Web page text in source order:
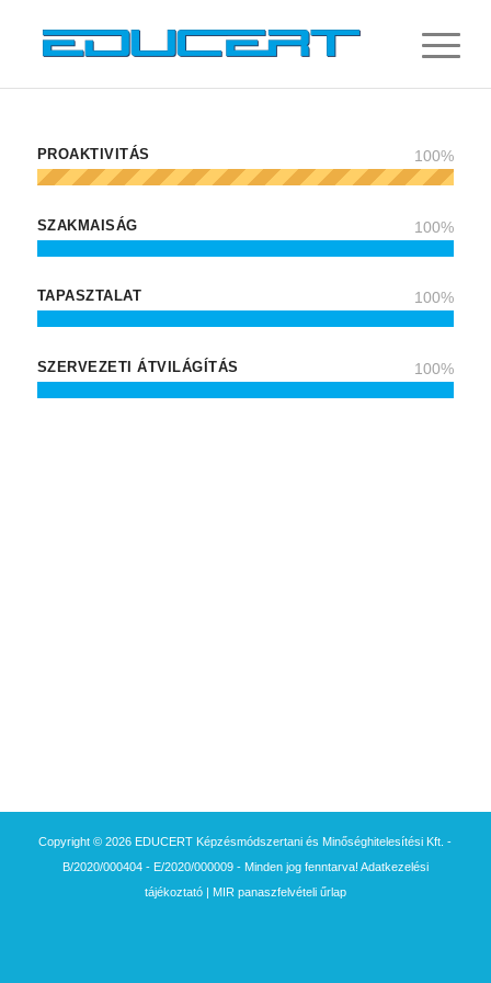
PROAKTIVITÁS 100%
SZAKMAISÁG 100%
TAPASZTALAT 100%
SZERVEZETI ÁTVILÁGÍTÁS 100%
Copyright © 2026 EDUCERT Képzésmódszertani és Minőséghitelesítési Kft. -
B/2020/000404 - E/2020/000009 - Minden jog fenntarva! Adatkezelési
tájékoztató| MIR panaszfelvételi űrlap